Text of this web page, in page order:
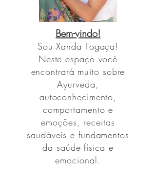
Bem-vindo!
Sou Xanda Fogaça!
Neste espaço você
encontrará muito sobre
Ayurveda,
autoconhecimento,
comportamento e
emoções, receitas
saudáveis e fundamentos
da saúde física e
emocional.